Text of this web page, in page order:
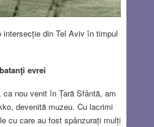
intersecție din Tel Aviv în timpul
evrei
nou venit în Țară Sfântă, am
devenită muzeu. Cu lacrimi
cu care au fost spânzurați mulți